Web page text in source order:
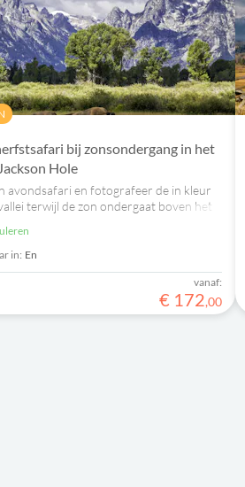
bij zonsondergang in het
Hole
avondsafari en fotografeer de in kleur
terwijl de zon ondergaat boven het
Park.
in: En
vanaf:
€ 172,00